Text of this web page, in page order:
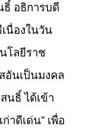
ธิ์ อธิการบดี
นื่องในวัน
โลยีราช
อันเป็นมงคล
นธิ์ ได้เข้า
าดีเด่น” เพื่อ